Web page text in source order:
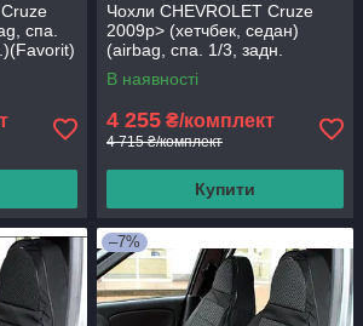
спа.
Чохли CHEVROLET Cruze
2009р> (хетчбек, седан)
(airbag, спа. 1/3, задн.
подлок., 5 подгол.)(Favorit)
В наявності
4 255 ₴/комплект
4 715 ₴/комплект
Купити
–7%